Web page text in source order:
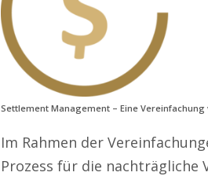
Settlement Management – Eine Vereinfachung
Im Rahmen der
Prozess für die